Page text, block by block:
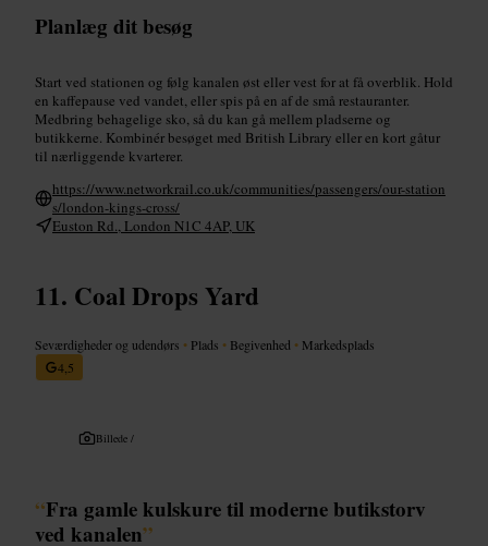
Planlæg dit besøg
Start ved stationen og følg kanalen øst eller vest for at få overblik. Hold
en kaffepause ved vandet, eller spis på en af de små restauranter.
Medbring behagelige sko, så du kan gå mellem pladserne og
butikkerne. Kombinér besøget med British Library eller en kort gåtur
til nærliggende kvarterer.
https://www.networkrail.co.uk/communities/passengers/our-station
s/london-kings-cross/
Euston Rd., London N1C 4AP, UK
Coal Drops Yard
Seværdigheder og udendørs • Plads • Begivenhed • Markedsplads
4,5
Billede /
“Fra gamle kulskure til moderne butikstorv
ved kanalen”